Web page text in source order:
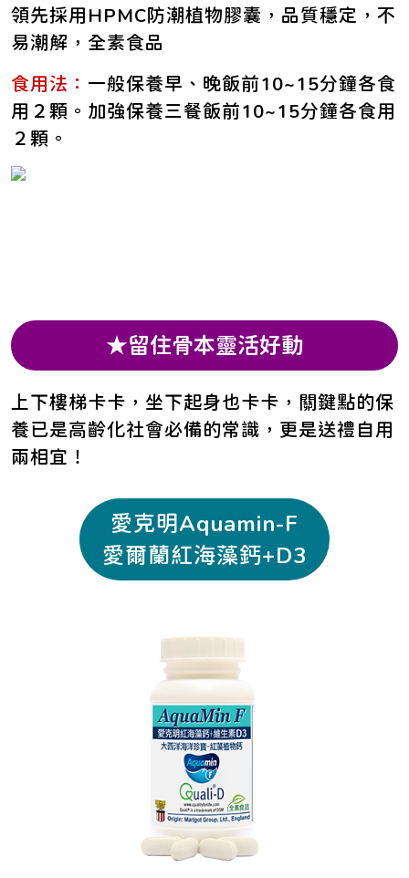
領先採用HPMC防潮植物膠囊，品質穩定，不
易潮解，全素食品
食用法： 一般保養早、晚飯前10~15分鐘各食
用２顆。加強保養三餐飯前10~15分鐘各食用
２顆。
★留住骨本靈活好動
上下樓梯卡卡，坐下起身也卡卡，關鍵點的保
養已是高齡化社會必備的常識，更是送禮自用
兩相宜！
愛克明Aquamin-F
愛爾蘭紅海藻鈣+D3